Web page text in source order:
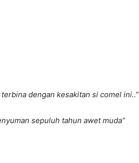
dengan kesakitan si comel ini..”
sepuluh tahun awet muda”